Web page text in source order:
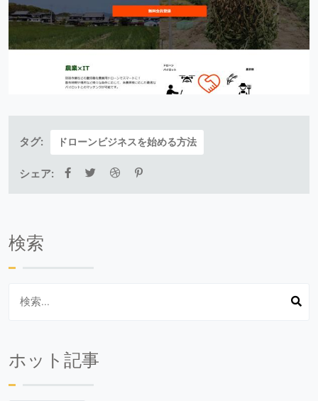
タグ: ドローンビジネスを始める方法
シェア:
検索
ホット記事